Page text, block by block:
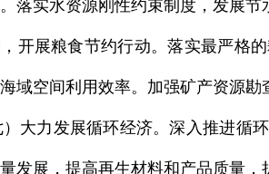
落实水资源刚性约束制度，发展
开展粮食节约行动。落实最严格
域空间利用效率。加强矿产资源
大力发展循环经济。深入推进循
发展，提高再生材料和产品质量